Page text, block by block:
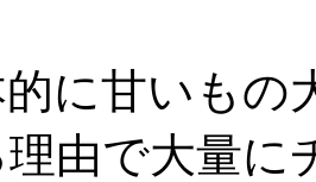
に甘いもの
由で大量に